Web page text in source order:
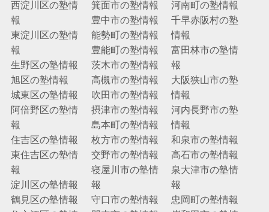
西淀川区の塾情
報
東淀川区の塾情
報
生野区の塾情報
旭区の塾情報
城東区の塾情報
阿倍野区の塾情
報
住吉区の塾情報
東住吉区の塾情
報
淀川区の塾情報
鶴見区の塾情報
箕面市の塾情報
豊中市の塾情報
能勢町の塾情報
豊能町の塾情報
茨木市の塾情報
高槻市の塾情報
吹田市の塾情報
摂津市の塾情報
島本町の塾情報
枚方市の塾情報
交野市の塾情報
寝屋川市の塾情
報
守口市の塾情報
河南町の塾情報
千早赤阪村の塾
情報
富田林市の塾情
報
大阪狭山市の塾
情報
河内長野市の塾
情報
和泉市の塾情報
高石市の塾情報
泉大津市の塾情
報
忠岡町の塾情報